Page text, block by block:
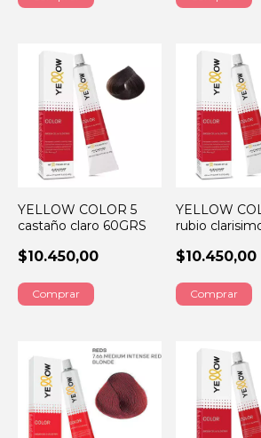
YELLOW COLOR 5
castaño claro 60GRS
$10.450,00
YELLOW
rubio
$10.450,00